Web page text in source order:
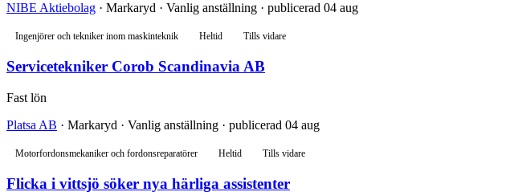
NIBE Aktiebolag · Markaryd · Vanlig anställning · publicerad 04 aug
Ingenjörer och tekniker inom maskinteknik Heltid Tills vidare
Servicetekniker Corob Scandinavia AB
Fast lön
Platsa AB · Markaryd · Vanlig anställning · publicerad 04 aug
Motorfordonsmekaniker och fordonsreparatörer Heltid Tills vidare
Flicka i vittsjö söker nya härliga assistenter